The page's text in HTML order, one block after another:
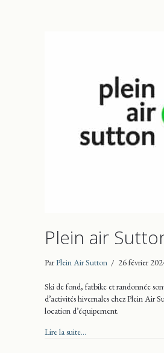
Plein air
ParPlein Air Sutton / 26 février
Ski de fond, fatbike et randonnée
d’activités hivernales chez Plein Air
location d’équipement.
Lire la suite...